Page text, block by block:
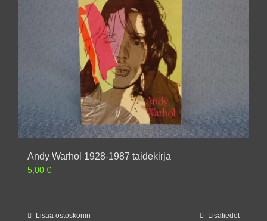
Andy Warhol 1928-1987 taidekirja
5,00 €
Lisää ostoskoriin Lisätiedot